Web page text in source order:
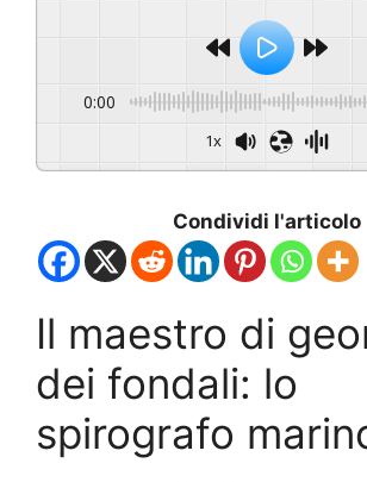
0:00
1x
Condividi l'articolo
Il maestro di
dei fondali: lo
spirografo